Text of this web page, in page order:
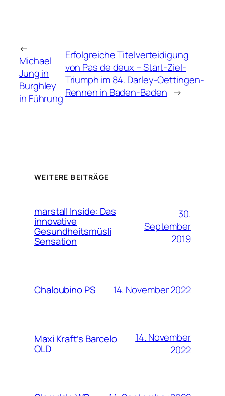
←
Michael
Jung in
Burghley
in Führung
Erfolgreiche Titelverteidigung
von Pas de deux – Start-Ziel-
Triumph im 84. Darley-Oettingen-
Rennen in Baden-Baden →
WEITERE BEITRÄGE
marstall Inside: Das
innovative
Gesundheitsmüsli
Sensation
30.
September
2019
Chaloubino PS 14. November 2022
Maxi Kraft’s Barcelo
OLD
14. November
2022